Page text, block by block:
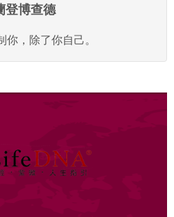
登博查德
，除了你自己。